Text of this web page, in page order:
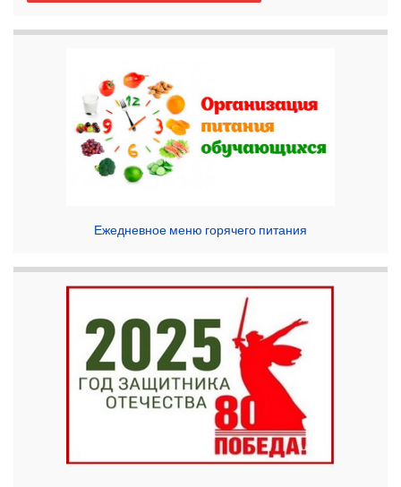
Ежедневное меню горячего питания